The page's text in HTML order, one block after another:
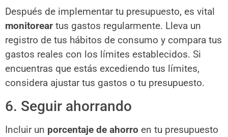
Después de implementar tu presupuesto, es vital
monitorear tus gastos regularmente. Lleva un
registro de tus hábitos de consumo y compara tus
gastos reales con los límites establecidos. Si
encuentras que estás excediendo tus límites,
considera ajustar tus gastos o tu presupuesto.
6. Seguir ahorrando
Incluir un porcentaje de ahorro en tu presupuesto